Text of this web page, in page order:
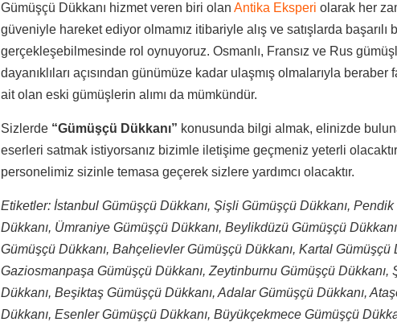
Gümüşçü Dükkanı hizmet veren biri olan Antika Eksperi olarak her
güveniyle hareket ediyor olmamız itibariyle alış ve satışlarda başarılı
gerçekleşebilmesinde rol oynuyoruz. Osmanlı, Fransız ve Rus
dayanıklıları açısından günümüze kadar ulaşmış olmalarıyla beraber
ait olan eski gümüşlerin alımı da mümkündür.
Sizlerde “Gümüşçü Dükkanı” konusunda bilgi almak, elinizde
eserleri satmak istiyorsanız bizimle iletişime geçmeniz yeterli
personelimiz sizinle temasa geçerek sizlere yardımcı olacaktır.
Etiketler: İstanbul Gümüşçü Dükkanı, Şişli Gümüşçü Dükkanı,
Dükkanı, Ümraniye Gümüşçü Dükkanı, Beylikdüzü Gümüşçü
Gümüşçü Dükkanı, Bahçelievler Gümüşçü Dükkanı, Kartal Gümüşçü
Gaziosmanpaşa Gümüşçü Dükkanı, Zeytinburnu Gümüşçü Dükkanı,
Dükkanı, Beşiktaş Gümüşçü Dükkanı, Adalar Gümüşçü Dükkanı,
Dükkanı, Esenler Gümüşçü Dükkanı, Büyükçekmece Gümüşçü